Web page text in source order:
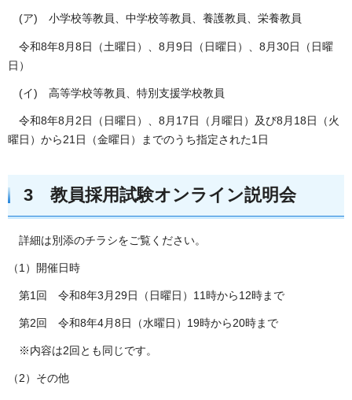
(ア) 小学校等教員、中学校等教員、養護教員、栄養教員
令和8年8月8日（土曜日）、8月9日（日曜日）、8月30日（日曜
日）
(イ) 高等学校等教員、特別支援学校教員
令和8年8月2日（日曜日）、8月17日（月曜日）及び8月18日（火
曜日）から21日（金曜日）までのうち指定された1日
3 教員採用試験オンライン説明会
詳細は別添のチラシをご覧ください。
（1）開催日時
第1回 令和8年3月29日（日曜日）11時から12時まで
第2回 令和8年4月8日（水曜日）19時から20時まで
※内容は2回とも同じです。
（2）その他